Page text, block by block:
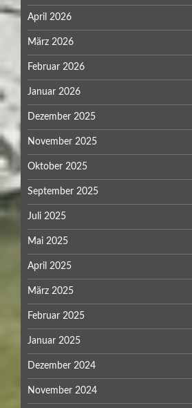
April 2026
März 2026
Februar 2026
Januar 2026
Dezember 2025
November 2025
Oktober 2025
September 2025
Juli 2025
Mai 2025
April 2025
März 2025
Februar 2025
Januar 2025
Dezember 2024
November 2024